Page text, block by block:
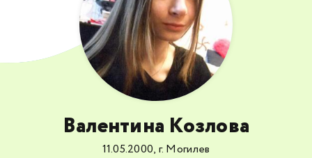
Валентина Козлова
11.05.2000, г. Могилев